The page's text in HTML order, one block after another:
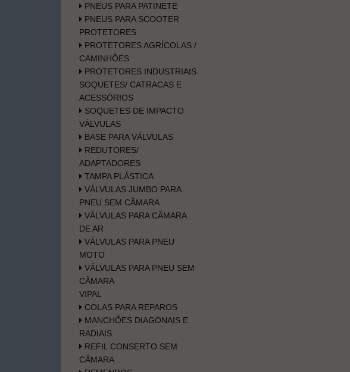
PNEUS PARA PATINETE
PNEUS PARA SCOOTER
PROTETORES
PROTETORES AGRÍCOLAS /
CAMINHÕES
PROTETORES INDUSTRIAIS
SOQUETES/ CATRACAS E
ACESSÓRIOS
SOQUETES DE IMPACTO
VÁLVULAS
BASE PARA VÁLVULAS
REDUTORES/
ADAPTADORES
TAMPA PLÁSTICA
VÁLVULAS JUMBO PARA
PNEU SEM CÂMARA
VÁLVULAS PARA CÂMARA
DE AR
VÁLVULAS PARA PNEU
MOTO
VÁLVULAS PARA PNEU SEM
CÂMARA
VIPAL
COLAS PARA REPAROS
MANCHÕES DIAGONAIS E
RADIAIS
REFIL CONSERTO SEM
CÂMARA